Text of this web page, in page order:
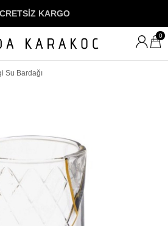
KARGO
0
Su Bardağı